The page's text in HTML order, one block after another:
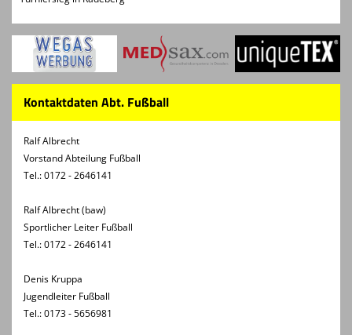
Kontaktdaten Abt. Fußball
Ralf Albrecht
Vorstand Abteilung Fußball
Tel.: 0172 - 2646141
Ralf Albrecht (baw)
Sportlicher Leiter Fußball
Tel.: 0172 - 2646141
Denis Kruppa
Jugendleiter Fußball
Tel.: 0173 - 5656981